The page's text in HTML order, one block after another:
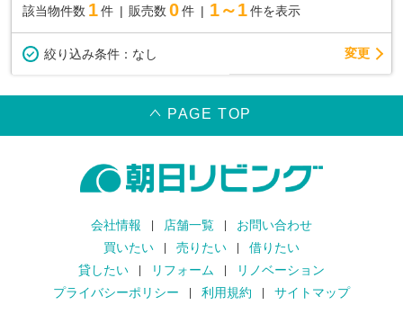
該当物件数 1件 販売数 0 件 1～1 件を表示
絞り込み条件： なし 変更
PAGE TOP
会社情報 店舗一覧
お問い合わせ
買いたい
売りたい
借りたい
貸したい
リフォーム
リノベーション
プライバシーポリシー
利用規約 サイトマップ